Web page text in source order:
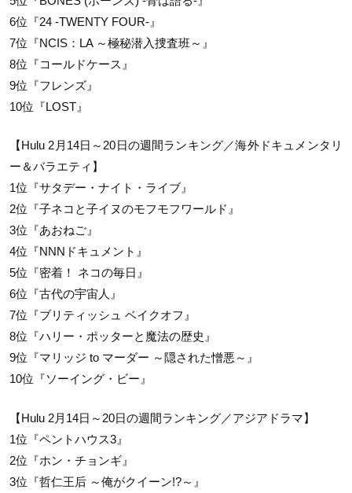
6位『24 -TWENTY FOUR-』
7位『NCIS：LA ～極秘潜入捜査班～』
8位『コールドケース』
9位『フレンズ』
10位『LOST』
【Hulu 2月14日～20日の週間ランキング／海外ドキュメンタリ
ー＆バラエティ】
1位『サタデー・ナイト・ライブ』
2位『子ネコと子イヌのモフモフワールド』
3位『あおねご』
4位『NNNドキュメント』
5位『密着！ ネコの毎日』
6位『古代の宇宙人』
7位『ブリティッシュ ベイクオフ』
8位『ハリー・ポッターと魔法の歴史』
9位『マリッジ to マーダー ～隠された憎悪～』
10位『ソーイング・ビー』
【Hulu 2月14日～20日の週間ランキング／アジアドラマ】
1位『ペントハウス3』
2位『ホン・チョンギ』
3位『哲仁王后 ～俺がクイーン!?～』